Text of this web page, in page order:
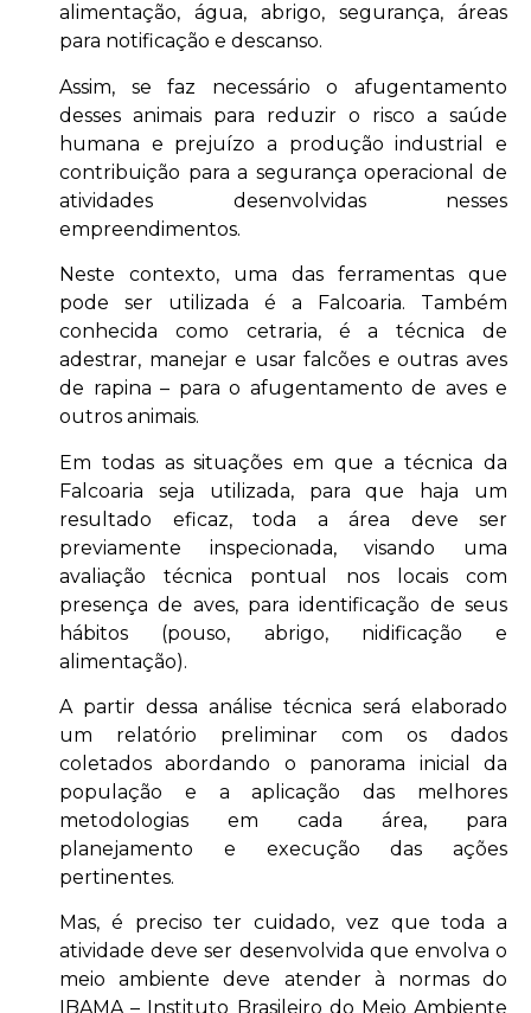
alimentação, água, abrigo, segurança, áreas
para notificação e descanso.
Assim, se faz necessário o afugentamento
desses animais para reduzir o risco a saúde
humana e prejuízo a produção industrial e
contribuição para a segurança operacional de
atividades desenvolvidas nesses
empreendimentos.
Neste contexto, uma das ferramentas que
pode ser utilizada é a Falcoaria. Também
conhecida como cetraria, é a técnica de
adestrar, manejar e usar falcões e outras aves
de rapina – para o afugentamento de aves e
outros animais.
Em todas as situações em que a técnica da
Falcoaria seja utilizada, para que haja um
resultado eficaz, toda a área deve ser
previamente inspecionada, visando uma
avaliação técnica pontual nos locais com
presença de aves, para identificação de seus
hábitos (pouso, abrigo, nidificação e
alimentação).
A partir dessa análise técnica será elaborado
um relatório preliminar com os dados
coletados abordando o panorama inicial da
população e a aplicação das melhores
metodologias em cada área, para
planejamento e execução das ações
pertinentes.
Mas, é preciso ter cuidado, vez que toda a
atividade deve ser desenvolvida que envolva o
meio ambiente deve atender à normas do
IBAMA – Instituto Brasileiro do Meio Ambiente